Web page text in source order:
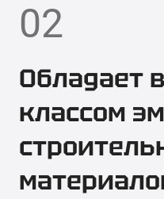
02
Обладает
классом